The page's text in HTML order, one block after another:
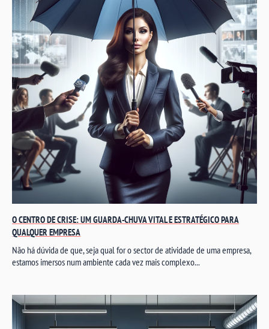
O CENTRO DE CRISE: UM GUARDA-CHUVA VITAL E ESTRATÉGICO PARA
QUALQUER EMPRESA
Não há dúvida de que, seja qual for o sector de atividade de uma empresa,
estamos imersos num ambiente cada vez mais complexo...